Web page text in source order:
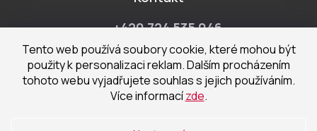
Tento web používá soubory cookie, které mohou být
použity k personalizaci reklam. Dalším procházením
tohoto webu vyjadřujete souhlas s jejich používáním.
Více informacízde.
+420 724 535 046
Po-Pá 9:00 - 18:00 hod
obchod@cecetka.cz